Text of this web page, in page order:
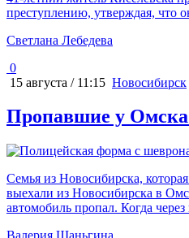
преступлению, утверждая, что
Светлана Лебедева
0
15 августа / 11:15 Новосибирск
Пропавшие у
Семья из Новосибирска,
выехали из Новосибирска в
автомобиль пропал. Когда